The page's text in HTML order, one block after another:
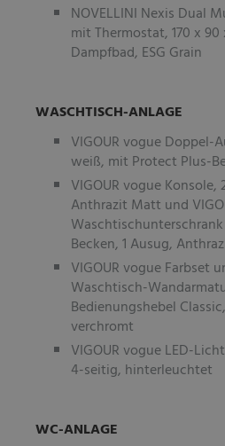
NOVELLINI Nexis Dual
mit Thermostat, 170 x
Dampfbad, ESG Grain
WASCHTISCH-ANLAGE
VIGOUR vogue Doppel-
weiß, mit Protect Plus-
VIGOUR vogue
Anthrazit Matt und
Becken, 1 Ausug,
VIGOUR vogue Farbset
Waschtisch-
Bedienungshebel
verchromt
VIGOUR vogue LED-
4-seitig, hinterleuchtet
WC-ANLAGE